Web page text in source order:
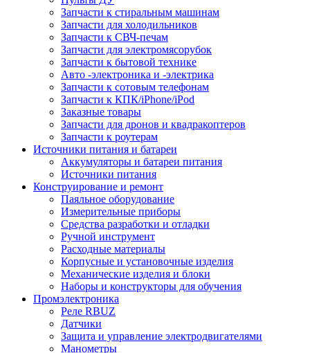
Запчасти к стиральным машинам
Запчасти для холодильников
Запчасти к СВЧ-печам
Запчасти для электромясорубок
Запчасти к бытовой технике
Авто -электроника и -электрика
Запчасти к сотовым телефонам
Запчасти к КПК/iPhone/iPod
Заказные товары
Запчасти для дронов и квадракоптеров
Запчасти к роутерам
Источники питания и батареи
Аккумуляторы и батареи питания
Источники питания
Конструирование и ремонт
Паяльное оборудование
Измерительные приборы
Средства разработки и отладки
Ручной инструмент
Расходные материалы
Корпусные и установочные изделия
Механические изделия и блоки
Наборы и конструкторы для обучения
Промэлектроника
Реле RBUZ
Датчики
Защита и управление электродвигателями
Манометры